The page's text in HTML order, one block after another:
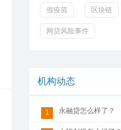
假疫苗 区块链
网贷风险事件
机构动态
1 永融贷怎么样了？